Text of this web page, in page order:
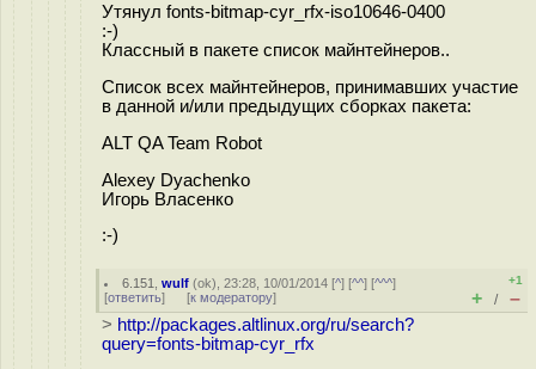
Утянул fonts-bitmap-cyr_rfx-iso10646-0400
:-)
Классный в пакете список майнтейнеров..
Список всех майнтейнеров, принимавших участие
в данной и/или предыдущих сборках пакета:
ALT QA Team Robot
Alexey Dyachenko
Игорь Власенко
:-)
6.151 ,wulf (ok), 23:28, 10/01/2014 [^] [^^] [^^^]
[ответить] [к модератору]
+1
+ / –
> http://packages.altlinux.org/ru/search?
query=fonts-bitmap-cyr_rfx